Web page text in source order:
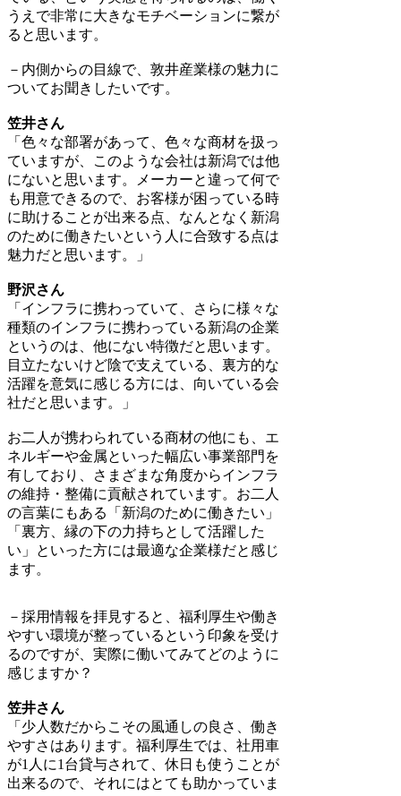
うえで非常に大きなモチベーションに繋が
ると思います。
－内側からの目線で、敦井産業様の魅力に
ついてお聞きしたいです。
笠井さん
「色々な部署があって、色々な商材を扱っ
ていますが、このような会社は新潟では他
にないと思います。メーカーと違って何で
も用意できるので、お客様が困っている時
に助けることが出来る点、なんとなく新潟
のために働きたいという人に合致する点は
魅力だと思います。」
野沢さん
「インフラに携わっていて、さらに様々な
種類のインフラに携わっている新潟の企業
というのは、他にない特徴だと思います。
目立たないけど陰で支えている、裏方的な
活躍を意気に感じる方には、向いている会
社だと思います。」
お二人が携わられている商材の他にも、エ
ネルギーや金属といった幅広い事業部門を
有しており、さまざまな角度からインフラ
の維持・整備に貢献されています。お二人
の言葉にもある「新潟のために働きたい」
「裏方、縁の下の力持ちとして活躍した
い」といった方には最適な企業様だと感じ
ます。
－採用情報を拝見すると、福利厚生や働き
やすい環境が整っているという印象を受け
るのですが、実際に働いてみてどのように
感じますか？
笠井さん
「少人数だからこその風通しの良さ、働き
やすさはあります。福利厚生では、社用車
が1人に1台貸与されて、休日も使うことが
出来るので、それにはとても助かっていま